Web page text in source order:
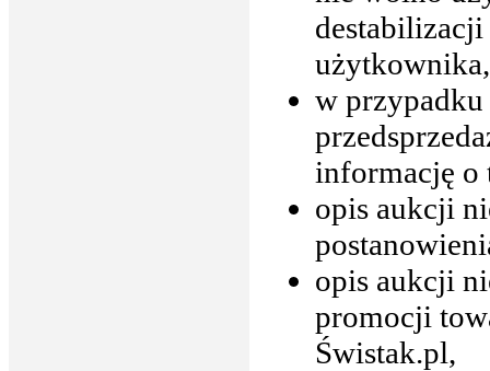
destabilizacji
użytkownika,
w
informację o
opis aukcji
opis aukcji
promocji
Świstak.pl,